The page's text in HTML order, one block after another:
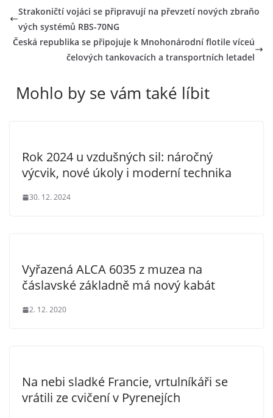
Strakoničtí vojáci se připravují na převzetí nových zbraňo
vých systémů RBS-70NG
Česká republika se připojuje k Mnohonárodní flotile víceú
čelových tankovacích a transportních letadel
Mohlo by se vám také líbit
Rok 2024 u vzdušných sil: náročný
výcvik, nové úkoly i moderní technika
30. 12. 2024
Vyřazená ALCA 6035 z muzea na
čáslavské základně má nový kabát
2. 12. 2020
Na nebi sladké Francie, vrtulníkáři se
vrátili ze cvičení v Pyrenejích